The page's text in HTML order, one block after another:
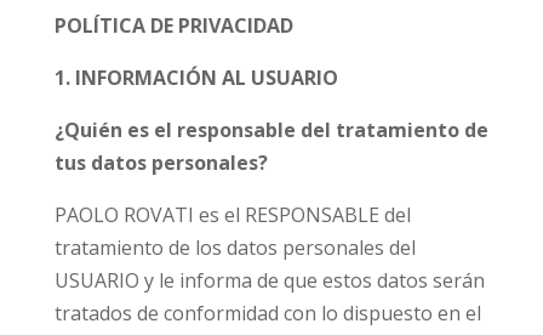
POLÍTICA DE PRIVACIDAD
1. INFORMACIÓN AL USUARIO
¿Quién es el responsable del tratamiento de
tus datos personales?
PAOLO ROVATI es el RESPONSABLE del
tratamiento de los datos personales del
USUARIO y le informa de que estos datos serán
tratados de conformidad con lo dispuesto en el